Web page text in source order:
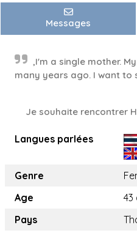
Messages
,I'm a single mother.
many years ago. I want to
Je souhaite rencontrer
Langues parlées
Genre
Age
43
Pays